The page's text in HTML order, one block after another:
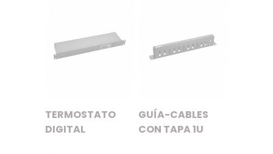
TERMOSTATO
DIGITAL
GUÍA-CABLES
CON TAPA 1U